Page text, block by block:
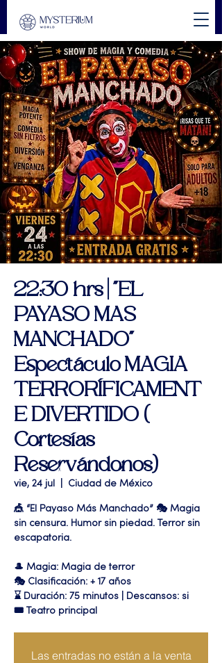
22:30 hrs | "EL
PAYASO MAS
MANCHADO"
Espectáculo MAGIA
TERRORÍFICAMENT
E DIVERTIDO (
Cortesías
Reservándonos)
vie, 24 jul Ciudad de México
🎪 “El Payaso Más Manchado” 🎭 Magia
sin censura. Humor sin piedad. Terror sin
escapatoria.
🎩 Magia: Magia de terror
🎭 Clasificación: + 17 años
⌛ Duración: 75 minutos | Descansos: si
🎟 Teatro principal
Las entradas no están a la venta